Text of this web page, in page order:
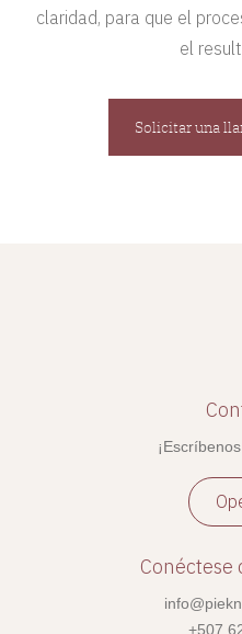
claridad, para que el
el
Solicitar una
Conéctese
+507